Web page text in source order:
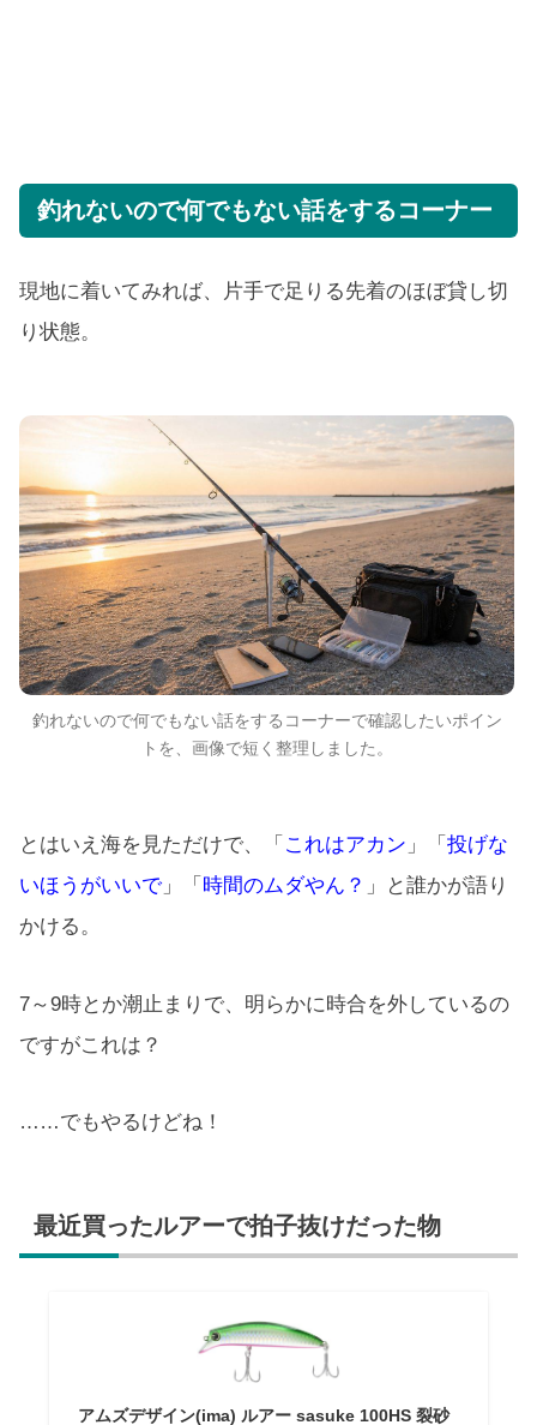
釣れないので何でもない話をするコーナー
現地に着いてみれば、片手で足りる先着のほぼ貸し切
り状態。
釣れないので何でもない話をするコーナーで確認したいポイン
トを、画像で短く整理しました。
とはいえ海を見ただけで、「 これはアカン 」「 投げな
いほうがいいで」「 時間のムダやん？ 」と誰かが語り
かける。
7～9時とか潮止まりで、明らかに時合を外しているの
ですがこれは？
……でもやるけどね！
最近買ったルアーで拍子抜けだった物
アムズデザイン(ima) ルアー sasuke 100HS 裂砂